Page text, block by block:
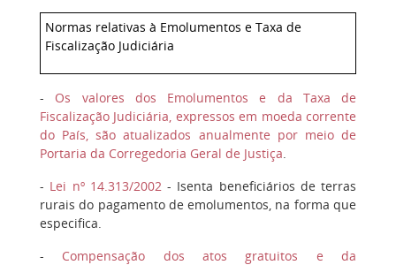
Normas relativas à Emolumentos e Taxa de
Fiscalização Judiciária
- Os valores dos Emolumentos e da Taxa de
Fiscalização Judiciária, expressos em moeda corrente
do País, são atualizados anualmente por meio de
Portaria da Corregedoria Geral de Justiça.
- Lei nº 14.313/2002- Isenta beneficiários de terras
rurais do pagamento de emolumentos, na forma que
especifica.
- Compensação dos atos gratuitos e da